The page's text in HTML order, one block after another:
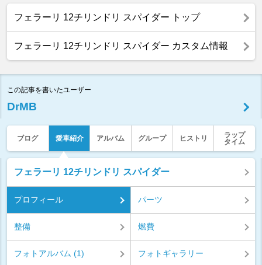
フェラーリ 12チリンドリ スパイダー トップ
フェラーリ 12チリンドリ スパイダー カスタム情報
この記事を書いたユーザー
DrMB
ブログ 愛車紹介 アルバム グループ ヒストリ
ラップ
タイム
フェラーリ 12チリンドリ スパイダー
プロフィール パーツ
整備 燃費
フォトアルバム (1) フォトギャラリー